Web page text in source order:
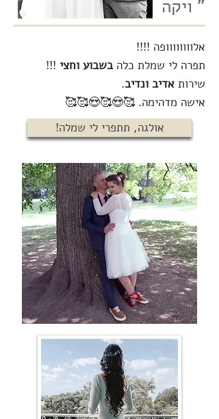
ויקה "
אלוווווווופה !!!!
תפרה לי שמלת כלהבשבוע וחצי !!!
שירות אדיב ונדיב.
אישה מדהימה. 🥰😍🥰😍🥰🥰
!אולגה, תתפרי לי שמלה